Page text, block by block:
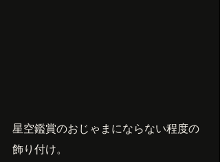
星空鑑賞のおじゃまにならない程度の
飾り付け。